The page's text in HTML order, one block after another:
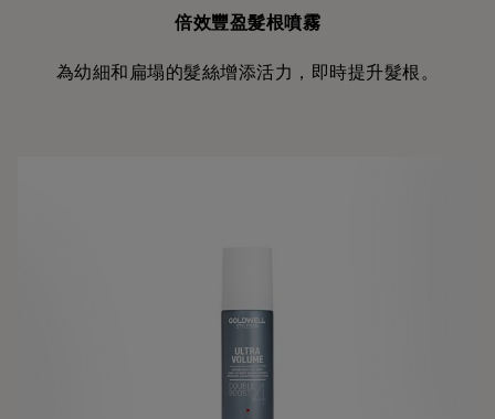
倍效豐盈髮根噴霧
為幼細和扁塌的髮絲增添活力，即時提升髮根。